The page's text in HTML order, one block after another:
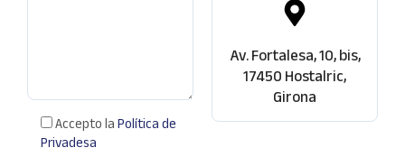
Accepto laPolítica de
Privadesa
Av. Fortalesa, 10, bis,
17450 Hostalric,
Girona